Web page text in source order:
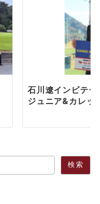
石川遼インビテ
ジュニア&カレッ
検索